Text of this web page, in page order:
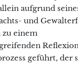
aufgrund
und
zu einem
geführt, der